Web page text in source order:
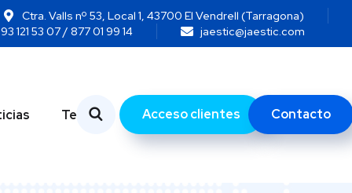
Ctra. Valls nº 53, Local 1, 43700 El Vendrell (Tarragona)
121 53 07 / 877 01 99 14
jaestic@jaestic.com
Temas Acceso clientes Contacto